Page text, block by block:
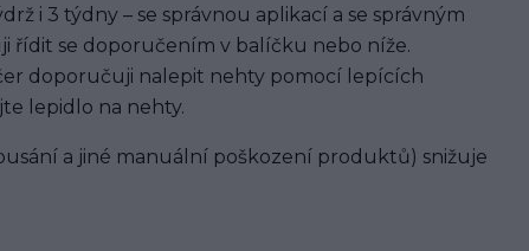
i 3 týdny – se správnou aplikací a se správným
řídit se doporučením v balíčku nebo níže.
doporučuji nalepit nehty pomocí lepících
lepidlo na nehty.
a jiné manuální poškození produktů) snižuje